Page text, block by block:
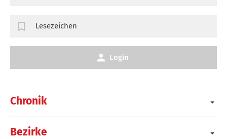
Chronik
Bezirke
Lesezeichen
Login